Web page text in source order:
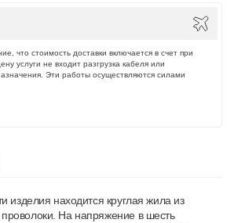
что стоимость доставки включается в счет при
услуги не входит разгрузка кабеля или
Эти работы осуществляются силами
изделия находится круглая жила из
На напряжение в шесть